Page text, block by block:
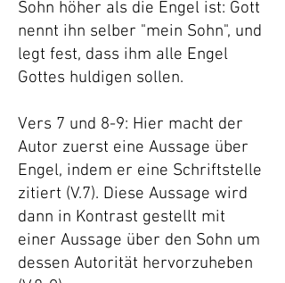
Sohn höher als die Engel ist: Gott
nennt ihn selber "mein Sohn", und
legt fest, dass ihm alle Engel
Gottes huldigen sollen.
Vers 7 und 8-9: Hier macht der
Autor zuerst eine Aussage über
Engel, indem er eine Schriftstelle
zitiert (V.7). Diese Aussage wird
dann in Kontrast gestellt mit
einer Aussage über den Sohn um
dessen Autorität hervorzuheben